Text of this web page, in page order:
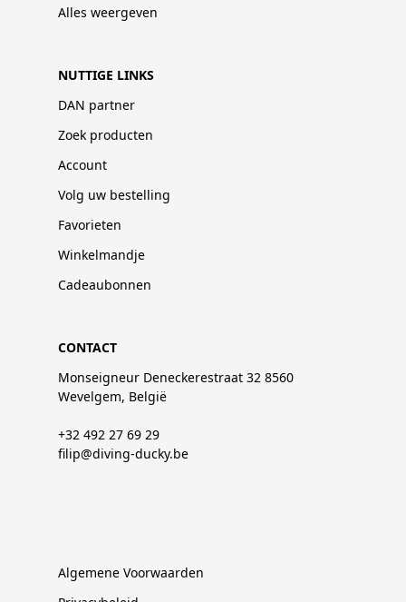
Alles weergeven
NUTTIGE LINKS
DAN partner
Zoek producten
Account
Volg uw bestelling
Favorieten
Winkelmandje
Cadeaubonnen
CONTACT
Monseigneur Deneckerestraat 32 8560
Wevelgem, België
+32 492 27 69 29
filip@diving-ducky.be
Algemene Voorwaarden